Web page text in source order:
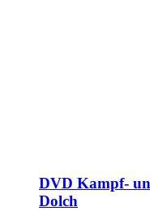
DVD Kampf-
Dolch